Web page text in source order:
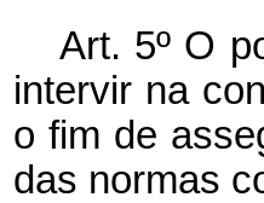
Art. 5º O
intervir na
o fim de
das normas